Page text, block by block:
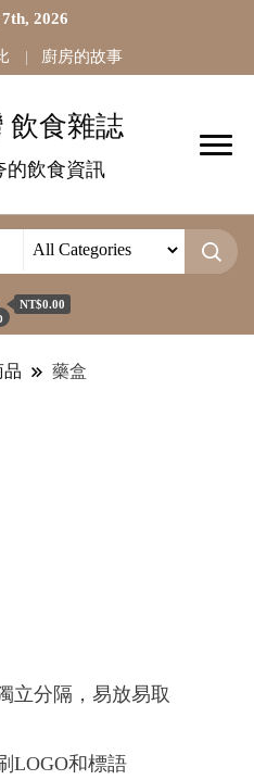
2026
廚房的故事
飲食雜誌
的飲食資訊
NT$0.00
品 藥盒
立分隔，易放易取
LOGO和標語